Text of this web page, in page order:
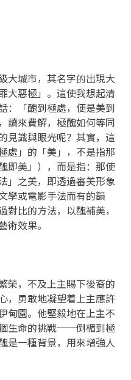
大城市，其名字的出現大
大惡極」。這使我想起清
：「醜到極處，便是美到
讀來費解，極醜如何等同
見識與眼光呢？其實，這
處」的「美」，不是指那
即美」），而是指：那使
」之美，即透過審美形象
學或電影手法而有的韻
比的方法，以醜補美，
術效果。
榮，不及上主賜下後裔的
，勇敢地凝望着上主應許
甸園。他堅毅地在上主不
生命的挑戰──倒楣到極
是一種背景，用來增強人